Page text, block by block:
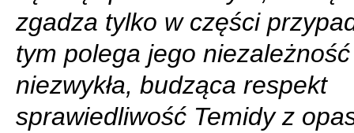
zgadza tylko w części
tym polega jego
niezwykła, budząca respekt
sprawiedliwość Temidy z